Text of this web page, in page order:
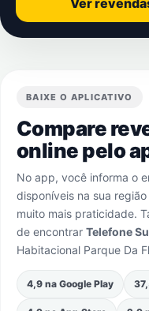
Ver
BAIXE O APLICATIVO
Compare
online pelo
No app, você informa o
disponíveis na sua
muito mais praticidade.
de encontrar Telefone
Habitacional Parque Da
4,9 na Google Play